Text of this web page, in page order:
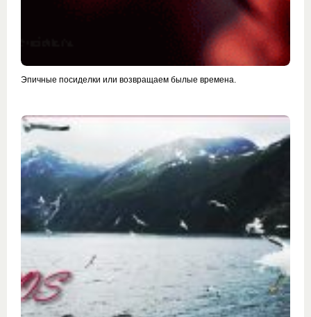
Эпичные посиделки или возвращаем былые времена.